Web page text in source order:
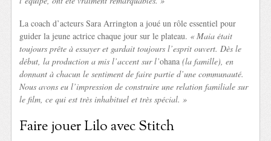
La coach d’acteurs Sara Arrington a joué un rôle essentiel pour
guider la jeune actrice chaque jour sur le plateau. « Maia était
toujours prête à essayer et gardait toujours l’esprit ouvert. Dès le
début, la production a mis l’accent sur l’ohana (la famille), en
donnant à chacun le sentiment de faire partie d’une communauté.
Nous avons eu l’impression de construire une relation familiale sur
le film, ce qui est très inhabituel et très spécial. »
Faire jouer Lilo avec Stitch